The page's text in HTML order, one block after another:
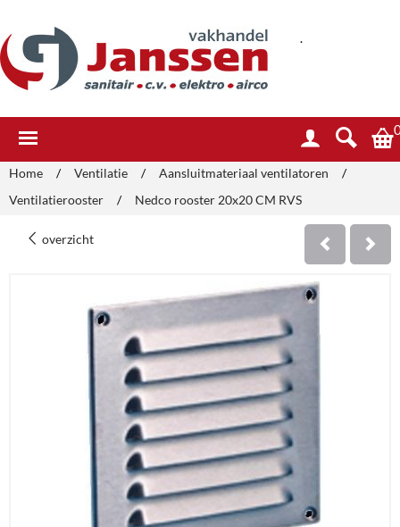
.
Home / Ventilatie / Aansluitmateriaal ventilatoren
/
Ventilatierooster
/ Nedco rooster 20x20 CM RVS
overzicht